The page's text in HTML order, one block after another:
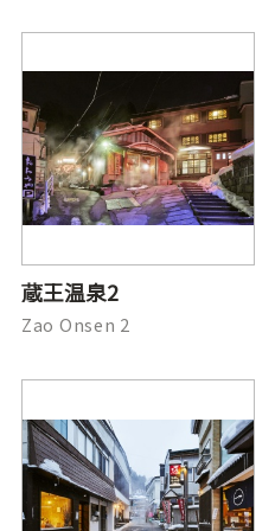
蔵王温泉2
Zao Onsen 2